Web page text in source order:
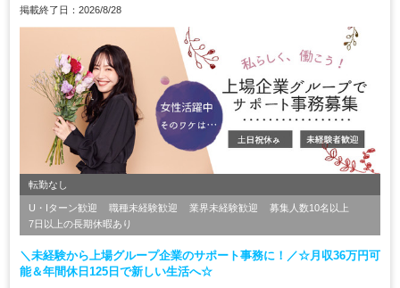
掲載終了日：2026/8/28
転勤なし
U・Iターン歓迎 職種未経験歓迎 業界未経験歓迎
募集人数10名以上
7日以上の長期休暇あり
＼未経験から上場グループ企業のサポート事務に！／☆月収36万円可
能＆年間休日125日で新しい生活へ☆